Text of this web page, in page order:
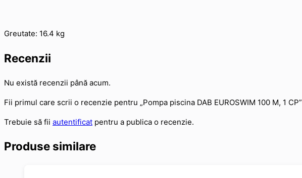
Greutate: 16.4 kg
Recenzii
Nu există recenzii până acum.
Fii primul care scrii o recenzie pentru „Pompa piscina DAB EUROSWIM 100 M, 1 CP”
Trebuie să fii autentificat pentru a publica o recenzie.
Produse similare